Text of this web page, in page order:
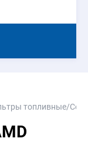
топливные/